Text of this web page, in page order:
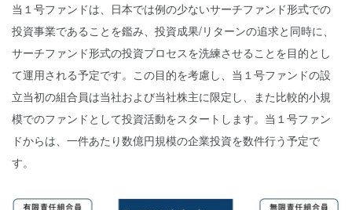
当１号ファンドは、日本では例の少ないサーチファンド形式での
投資事業であることを鑑み、投資成果/リターンの追求と同時に、
サーチファンド形式の投資プロセスを洗練させることを目的とし
て運用される予定です。この目的を考慮し、当１号ファンドの設
立当初の組合員は当社および当社株主に限定し、また比較的小規
模でのファンドとして投資活動をスタートします。当１号ファン
ドからは、一件あたり数億円規模の企業投資を数件行う予定で
す。